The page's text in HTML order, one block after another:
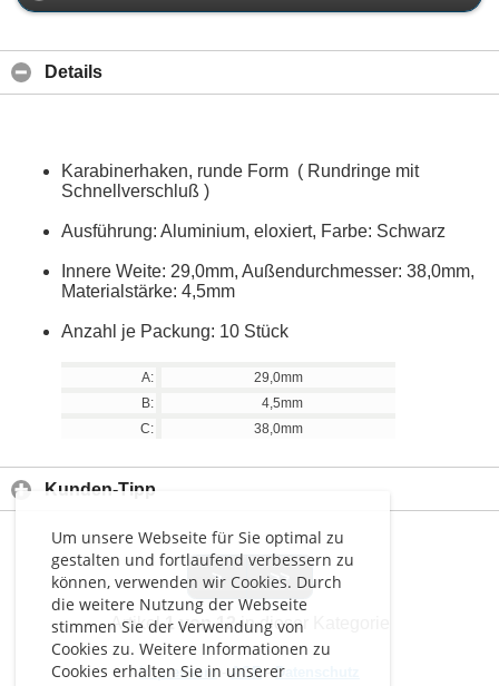
Um unsere Webseite für Sie optimal zu
gestalten und fortlaufend verbessern zu
können, verwenden wir Cookies. Durch
die weitere Nutzung der Webseite
stimmen Sie der Verwendung von
Cookies zu. Weitere Informationen zu
Cookies erhalten Sie in unserer
Details
Karabinerhaken, runde Form ( Rundringe mit
Schnellverschluß )
Ausführung: Aluminium, eloxiert, Farbe: Schwarz
Innere Weite: 29,0mm, Außendurchmesser: 38,0mm,
Materialstärke: 4,5mm
Anzahl je Packung: 10 Stück
A:
29,0mm
B:
4,5mm
C:
38,0mm
Kunden-Tipp
> >>
Artikel1 von 12in dieser Kategorie
Impressum-AGB-Datenschutz